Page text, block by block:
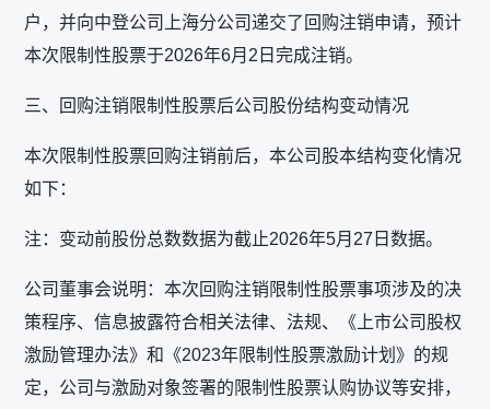
户，并向中登公司上海分公司递交了回购注销申请，预计
本次限制性股票于2026年6月2日完成注销。
三、回购注销限制性股票后公司股份结构变动情况
本次限制性股票回购注销前后，本公司股本结构变化情况
如下：
注：变动前股份总数数据为截止2026年5月27日数据。
公司董事会说明：本次回购注销限制性股票事项涉及的决
策程序、信息披露符合相关法律、法规、《上市公司股权
激励管理办法》和《2023年限制性股票激励计划》的规
定，公司与激励对象签署的限制性股票认购协议等安排，